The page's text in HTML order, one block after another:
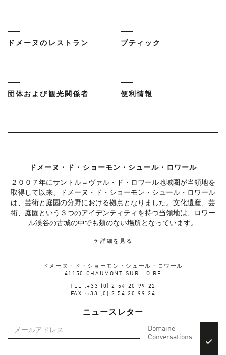
ドメーヌのレストラン ブティック
団体および観光関係者 便利情報
ドメーヌ・ド・ショーモン・シュール・ロワール
２００７年にサントル＝ヴァル・ド・ロワール地域圏が当領地を
取得して以来、ドメーヌ・ド・ショーモン・シュール・ロワール
は、芸術と庭園の分野における拠点となりました。文化遺産、芸
術、庭園という３つのアイデンティティを持つ当領地は、ロワー
ル渓谷の古城の中でも類のない場所となっています。
詳細を見る
ドメーヌ・ド・ショーモン・シュール・ロワール
41150 CHAUMONT-SUR-LOIRE
TEL :+33 (0) 2 54 20 99 22
FAX :+33 (0) 2 54 20 99 24
ニュースレター